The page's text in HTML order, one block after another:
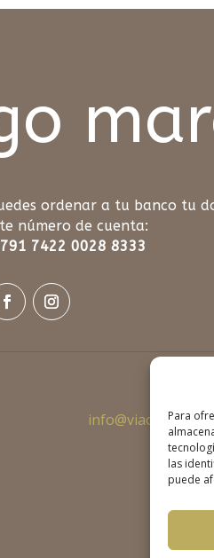
Para
las
puede
ordenar a tu banco tu
número de cuenta:
7422 0028 8333